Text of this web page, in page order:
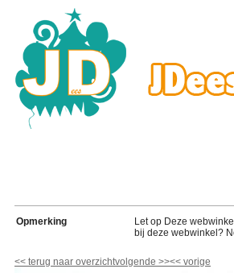
Opmerking
Let op Deze
bij deze webwinkel?
<< terug naar overzichtvolgende >><< vorige